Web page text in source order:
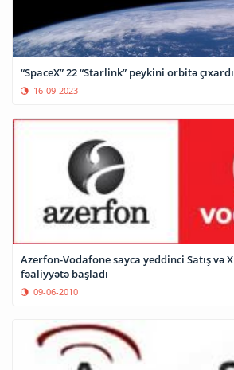
“SpaceX” 22 “Starlink” peykini orbitə çıxardı
16-09-2023
Azerfon-Vodafone sayca yeddinci Satış və
fəaliyyətə başladı
09-06-2010